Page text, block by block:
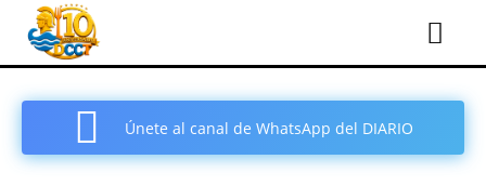
Únete al canal de WhatsApp del DIARIO